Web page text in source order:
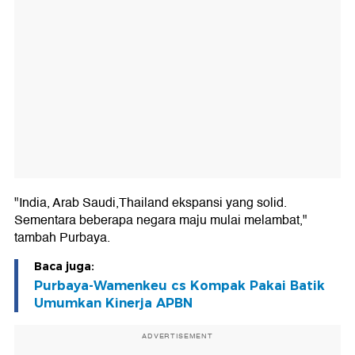
"India, Arab Saudi,Thailand ekspansi yang solid.
Sementara beberapa negara maju mulai melambat,"
tambah Purbaya.
Baca juga:
Purbaya-Wamenkeu cs Kompak Pakai Batik
Umumkan Kinerja APBN
ADVERTISEMENT